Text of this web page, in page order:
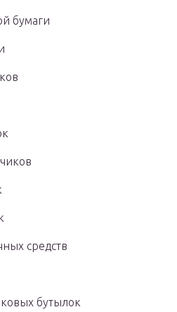
бумаги
средств
бутылок